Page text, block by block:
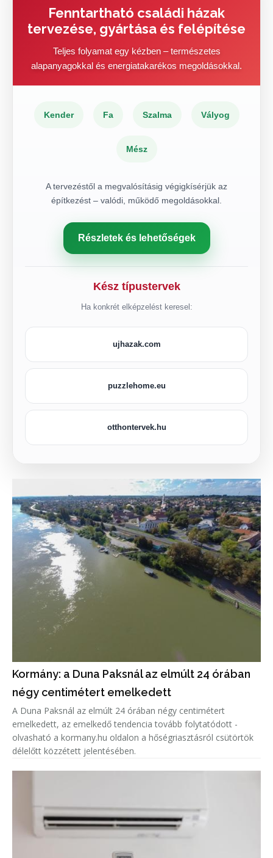
Fenntartható családi házak
tervezése, gyártása és felépítése
Teljes folyamat egy kézben – természetes
alapanyagokkal és energiatakarékos megoldásokkal.
Kender Fa Szalma Vályog
Mész
A tervezéstől a megvalósításig végigkísérjük az
építkezést – valódi, működő megoldásokkal.
Részletek és lehetőségek
Kész típustervek
Ha konkrét elképzelést keresel:
ujhazak.com
puzzlehome.eu
otthontervek.hu
Kormány: a Duna Paksnál az elmúlt 24 órában
négy centimétert emelkedett
A Duna Paksnál az elmúlt 24 órában négy centimétert
emelkedett, az emelkedő tendencia tovább folytatódott -
olvasható a kormany.hu oldalon a hőségriasztásról csütörtök
délelőtt közzétett jelentésében.